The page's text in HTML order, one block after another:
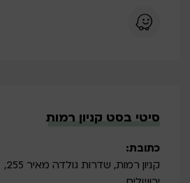
סיטי בסט קניון רמות
כתובת:
קניון רמות, שדרות גולדה מאיר 255,